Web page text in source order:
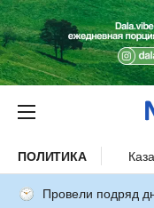
ПОЛИТИКА
Провели подряд